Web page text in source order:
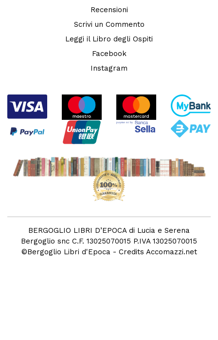
Recensioni
Scrivi un Commento
Leggi il Libro degli Ospiti
Facebook
Instagram
BERGOGLIO LIBRI D’EPOCA di Lucia e Serena
Bergoglio snc C.F. 13025070015 P.IVA 13025070015
©Bergoglio Libri d'Epoca - Credits Accomazzi.net